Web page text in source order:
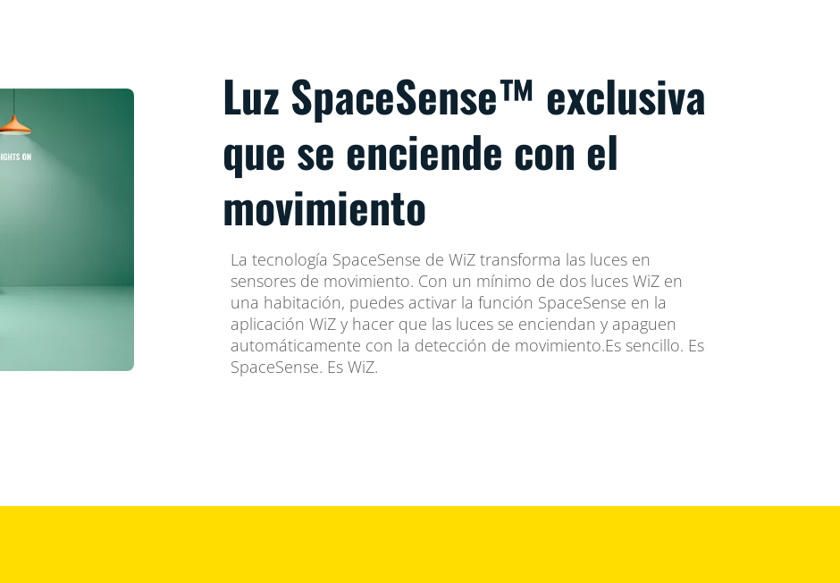
Luz SpaceSense™ exclusiva
que se enciende con el
movimiento
La tecnología SpaceSense de WiZ transforma las luces en
sensores de movimiento. Con un mínimo de dos luces WiZ en
una habitación, puedes activar la función SpaceSense en la
aplicación WiZ y hacer que las luces se enciendan y apaguen
automáticamente con la detección de movimiento.Es sencillo. Es
SpaceSense. Es WiZ.